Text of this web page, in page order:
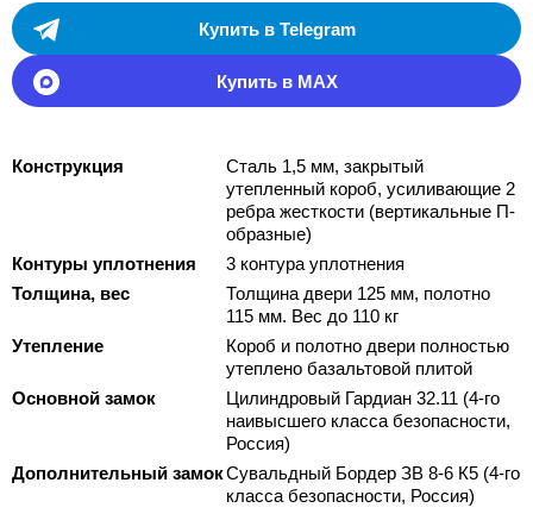
Купить в Telegram
Купить в MAX
Конструкция
Сталь 1,5 мм, закрытый
утепленный короб, усиливающие 2
ребра жесткости (вертикальные П-
образные)
Контуры уплотнения
3 контура уплотнения
Толщина, вес
Толщина двери 125 мм, полотно
115 мм. Вес до 110 кг
Утепление
Короб и полотно двери полностью
утеплено базальтовой плитой
Основной замок
Цилиндровый Гардиан 32.11 (4-го
наивысшего класса безопасности,
Россия)
Дополнительный замокСувальдный Бордер ЗВ 8-6 К5 (4-го
класса безопасности, Россия)